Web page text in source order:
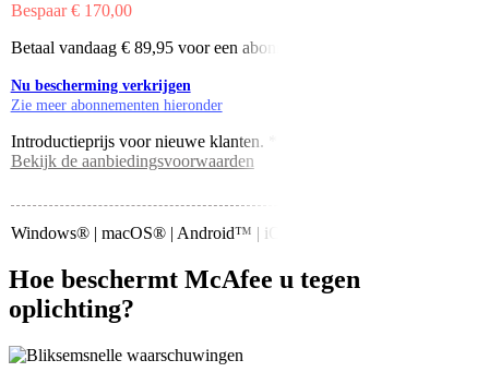
Bespaar € 170,00
Betaal vandaag € 89,95 voor een abonnement van 2 jaar​
Nu bescherming verkrijgen
Zie meer abonnementen hieronder
Introductieprijs voor nieuwe klanten. *Prijs voor het eerste jaar.
Bekijk de aanbiedingsvoorwaarden
Windows® | macOS® | Android™ | iOS® | ChromeOS™
Hoe beschermt McAfee u tegen
oplichting?